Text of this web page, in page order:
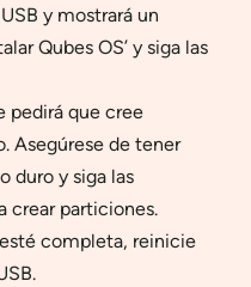
y mostrará un
Qubes OS’ y siga las
pedirá que cree
Asegúrese de tener
duro y siga las
crear particiones.
completa, reinicie